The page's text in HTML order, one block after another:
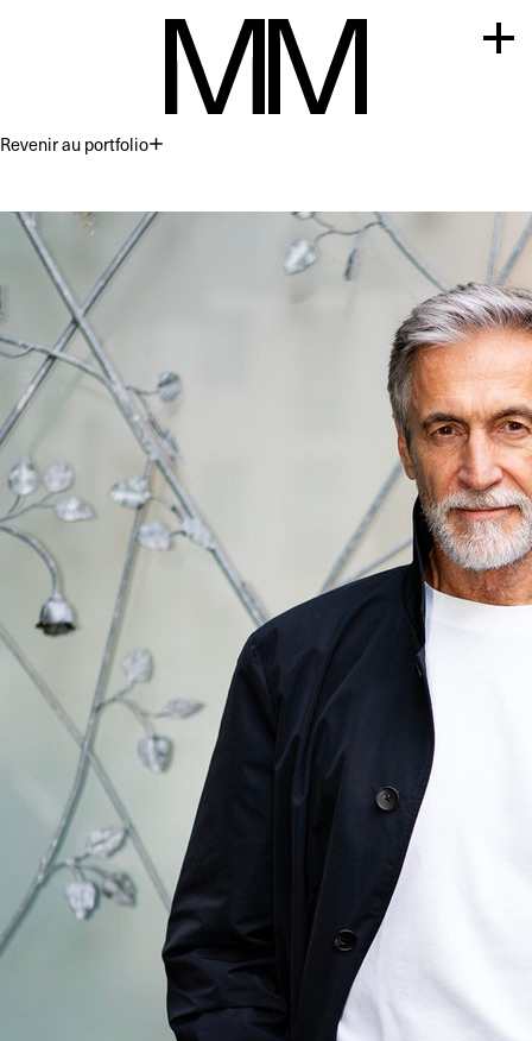
Revenir au portfolioPremium
Andreas Von Tempelhoff
Poitrine102 cm 86 cm
Cheveux Poivre & Sel
Marrons
Télécharger le pdf